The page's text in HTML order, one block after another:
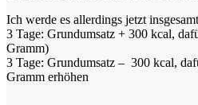
Ich werde es allerdings jetzt
3 Tage: Grundumsatz + 300 kcal,
Gramm)
3 Tage: Grundumsatz – 300 kcal,
Gramm erhöhen